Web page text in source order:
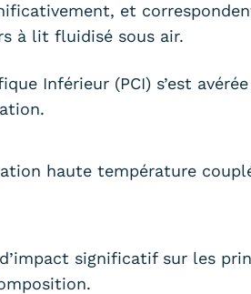
et
à lit fluidisé sous air.
Inférieur (PCI) s’est
haute température
d’impact significatif sur les